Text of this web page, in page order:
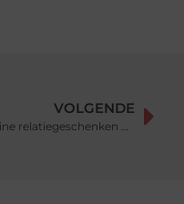
VOLGENDE
Online relatiegeschenken bestellen